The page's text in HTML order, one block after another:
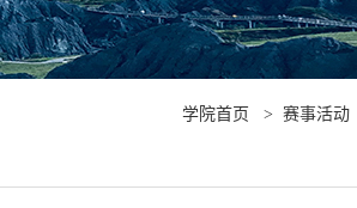
学院首页 > 赛事活动